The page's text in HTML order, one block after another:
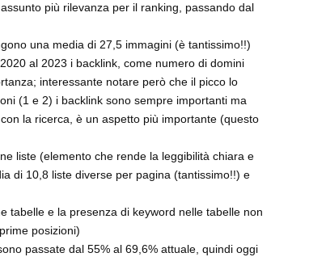
più rilevanza per il ranking, passando dal
una media di 27,5 immagini (è tantissimo!!)
al 2023 i backlink, come numero di domini
interessante notare però che il picco lo
(1 e 2) i backlink sono sempre importanti ma
la ricerca, è un aspetto più importante (questo
liste (elemento che rende la leggibilità chiara e
di 10,8 liste diverse per pagina (tantissimo!!) e
tabelle e la presenza di keyword nelle tabelle non
posizioni)
passate dal 55% al 69,6% attuale, quindi oggi